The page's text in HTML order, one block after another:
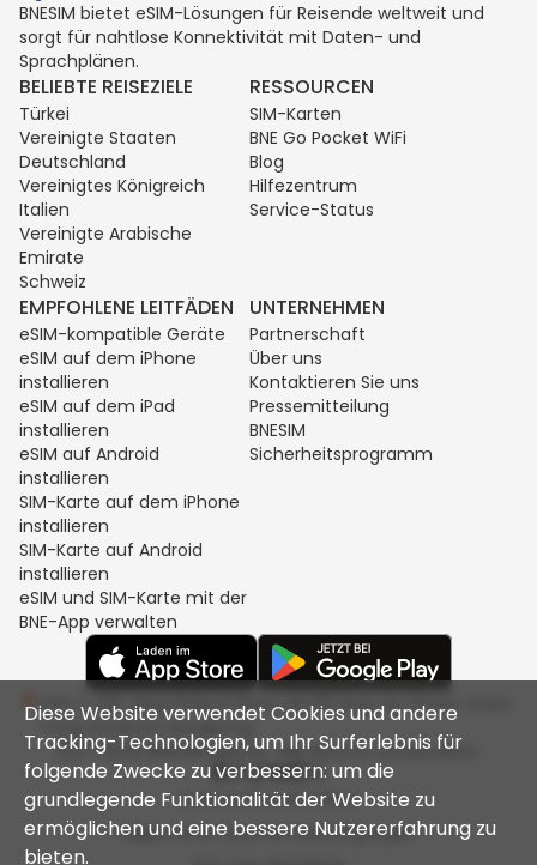
BNESIM bietet eSIM-Lösungen für Reisende weltweit und
sorgt für nahtlose Konnektivität mit Daten- und
Sprachplänen.
BELIEBTE REISEZIELE
Türkei
Vereinigte Staaten
Deutschland
Vereinigtes Königreich
Italien
Vereinigte Arabische
Emirate
Schweiz
RESSOURCEN
SIM-Karten
BNE Go Pocket WiFi
Blog
Hilfezentrum
Service-Status
EMPFOHLENE LEITFÄDEN
eSIM-kompatible Geräte
eSIM auf dem iPhone
installieren
eSIM auf dem iPad
installieren
eSIM auf Android
installieren
SIM-Karte auf dem iPhone
installieren
SIM-Karte auf Android
installieren
eSIM und SIM-Karte mit der
BNE-App verwalten
UNTERNEHMEN
Partnerschaft
Über uns
Kontaktieren Sie uns
Pressemitteilung
BNESIM
Sicherheitsprogramm
Unit C, 8/F, King Palace Plaza, NO:55 King Yip Street, Kwun
Tong, Kowloon, Hongkong
2017-2026 BNESIM LIMITED. Alle Rechte vorbehalten.
Datenschutzrichtlinie
Allgemeine Geschäftsbedingungen
Diese Website verwendet Cookies und andere
Tracking-Technologien, um Ihr Surferlebnis für
folgende Zwecke zu verbessern: um die
grundlegende Funktionalität der Website zu
ermöglichen und eine bessere Nutzererfahrung zu
bieten.